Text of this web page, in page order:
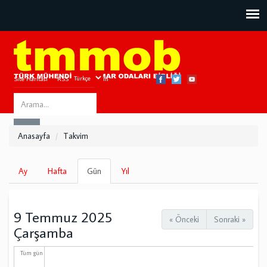
Site Haritası RSS Bize Ulaşın
Search
this
Anasayfa Takvim
Birincil
sekmeler
Ay Hafta Gün
sekme)
Yıl
« Önceki Sonraki »
9 Temmuz 2025
Çarşamba
Tüm gün